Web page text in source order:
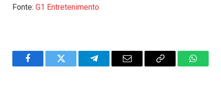
Fonte: G1 Entretenimento
FacebookTwitter TelegramEmail
Copy